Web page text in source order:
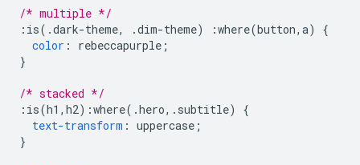
/* multiple */
: is(.dark-theme, .dim-theme) :where(button, a)
{
color : rebeccapurple ;
}
/* stacked */
: is(h1 , h2):where(.hero,. subtitle)
{
text-transform : uppercase ;
}